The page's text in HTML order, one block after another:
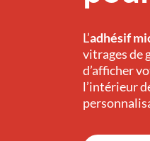
L’adhésif
vitrages de
d’afficher
l’intérieur